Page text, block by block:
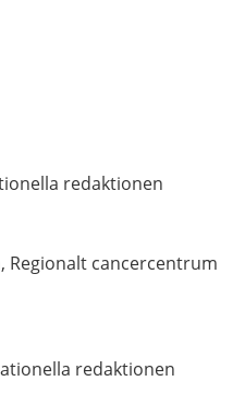
redaktionen
Regionalt cancercentrum
redaktionen